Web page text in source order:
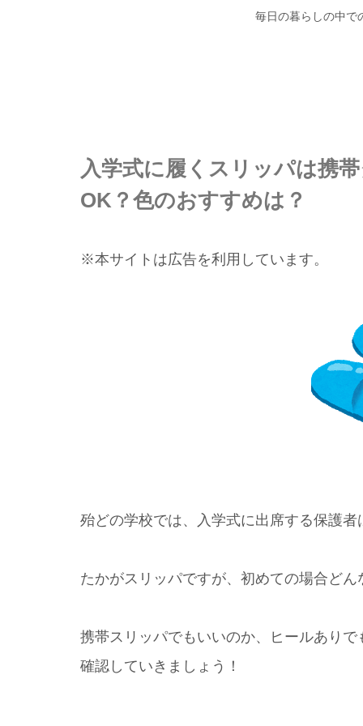
毎日の暮らしの中で
入学式に履くスリッパは携
OK？色のおすすめは？
※本サイトは広告を利用しています。
殆どの学校では、入学式に出席する保護
たかがスリッパですが、初めての場合ど
携帯スリッパでもいいのか、ヒールあり
確認していきましょう！